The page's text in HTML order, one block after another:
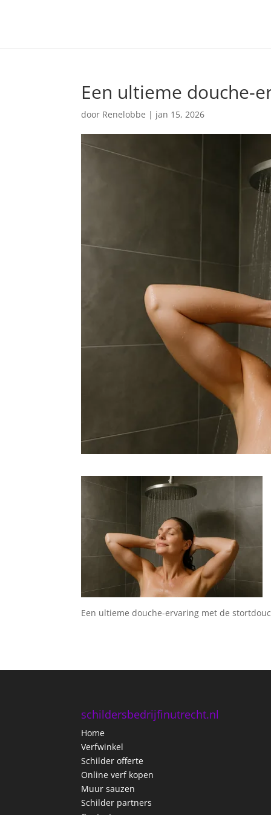
Een ultieme douche-
door Renelobbe | jan 15, 2026
Een ultieme douche-ervaring met de
schildersbedrijfinutrecht.nl
Home
Verfwinkel
Schilder offerte
Online verf kopen
Muur sauzen
Schilder partners